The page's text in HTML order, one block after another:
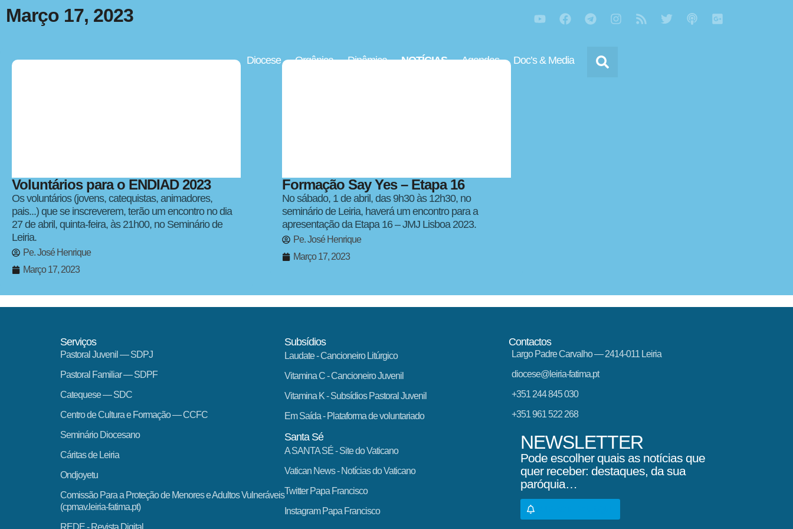
Diocese Orgânica Dinâmica NOTÍCIAS Agendas Doc’s & Media
Março 17, 2023
Voluntários para o ENDIAD 2023
Os voluntários (jovens, catequistas, animadores,
pais...) que se inscreverem, terão um encontro no dia
27 de abril, quinta-feira, às 21h00, no Seminário de
Leiria.
Pe. José Henrique
Março 17, 2023
Formação Say Yes – Etapa 16
No sábado, 1 de abril, das 9h30 às 12h30, no
seminário de Leiria, haverá um encontro para a
apresentação da Etapa 16 – JMJ Lisboa 2023.
Pe. José Henrique
Março 17, 2023
Serviços
Pastoral Juvenil — SDPJ
Pastoral Familiar — SDPF
Catequese — SDC
Centro de Cultura e Formação — CCFC
Seminário Diocesano
Cáritas de Leiria
Ondjoyetu
Comissão Para a Proteção de Menores e Adultos Vulneráveis
(cpmav.leiria-fatima.pt)
REDE - Revista Digital
Subsídios
Laudate- Cancioneiro Litúrgico
Vitamina C- Cancioneiro Juvenil
Vitamina K- Subsídios Pastoral Juvenil
Em Saída- Plataforma de voluntariado
Santa Sé
A SANTA SÉ - Site do Vaticano
Vatican News- Notícias do Vaticano
Twitter Papa Francisco
Instagram Papa Francisco
Contactos
Largo Padre Carvalho — 2414-011 Leiria
diocese@leiria-fatima.pt
+351 244 845 030
+351 961 522 268
NEWSLETTER
Pode escolher quais as notícias que
quer receber: destaques, da sua
paróquia…